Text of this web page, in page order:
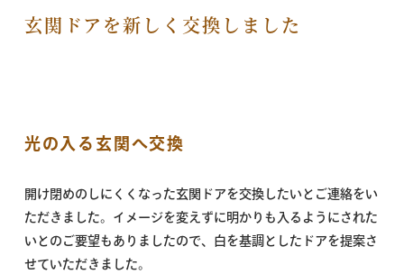
玄関ドアを新しく交換しました
光の入る玄関へ交換
開け閉めのしにくくなった玄関ドアを交換したいとご連絡をい
ただきました。イメージを変えずに明かりも入るようにされた
いとのご要望もありましたので、白を基調としたドアを提案さ
せていただきました。